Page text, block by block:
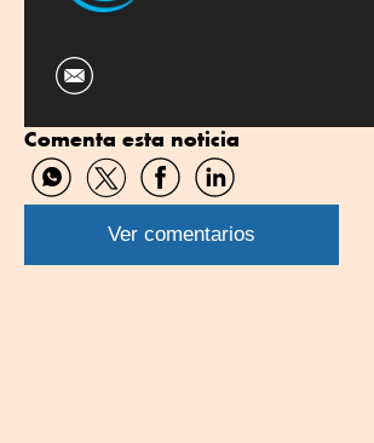
Comenta esta noticia
Compartir
por
WhatsApp
Compartir
por
Twitter
Compartir
por
Facebook
Compartir
por
Linkedin
Ver comentarios